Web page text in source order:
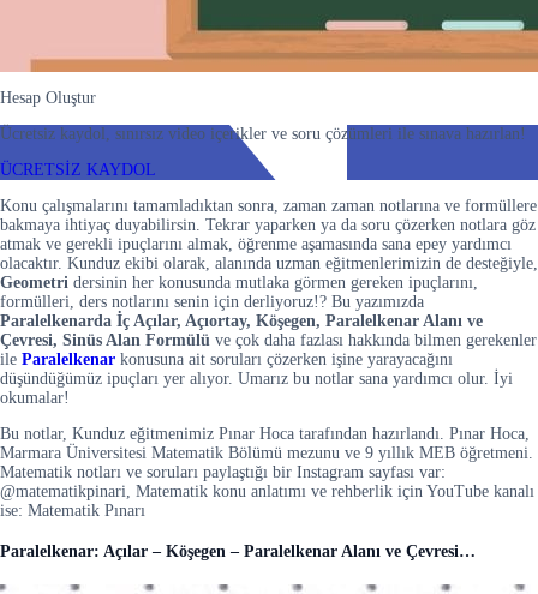
Hesap Oluştur
Ücretsiz kaydol, sınırsız video içerikler ve soru çözümleri ile sınava hazırlan!
ÜCRETSİZ KAYDOL
Konu çalışmalarını tamamladıktan sonra, zaman zaman notlarına ve formüllere
bakmaya ihtiyaç duyabilirsin. Tekrar yaparken ya da soru çözerken notlara göz
atmak ve gerekli ipuçlarını almak, öğrenme aşamasında sana epey yardımcı
olacaktır. Kunduz ekibi olarak, alanında uzman eğitmenlerimizin de desteğiyle,
Geometri dersinin her konusunda mutlaka görmen gereken ipuçlarını,
formülleri, ders notlarını senin için derliyoruz!? Bu yazımızda
Paralelkenarda İç Açılar, Açıortay, Köşegen, Paralelkenar Alanı ve
Çevresi, Sinüs Alan Formülü ve çok daha fazlası hakkında bilmen gerekenler
ile Paralelkenar konusuna ait soruları çözerken işine yarayacağını
düşündüğümüz ipuçları yer alıyor. Umarız bu notlar sana yardımcı olur. İyi
okumalar!
Bu notlar, Kunduz eğitmenimiz Pınar Hoca tarafından hazırlandı. Pınar Hoca,
Marmara Üniversitesi Matematik Bölümü mezunu ve 9 yıllık MEB öğretmeni.
Matematik notları ve soruları paylaştığı bir Instagram sayfası var:
@matematikpinari, Matematik konu anlatımı ve rehberlik için YouTube kanalı
ise: Matematik Pınarı
Paralelkenar: Açılar – Köşegen – Paralelkenar Alanı ve Çevresi…